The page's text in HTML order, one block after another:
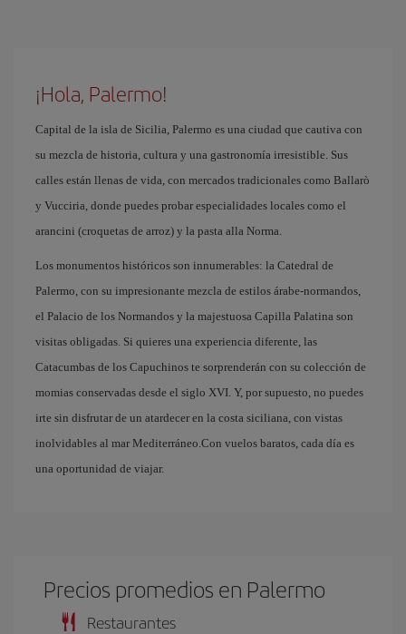
¡Hola, Palermo!
Capital de la isla de Sicilia, Palermo es una ciudad que cautiva con
su mezcla de historia, cultura y una gastronomía irresistible. Sus
calles están llenas de vida, con mercados tradicionales como Ballarò
y Vucciria, donde puedes probar especialidades locales como el
arancini (croquetas de arroz) y la pasta alla Norma.
Los monumentos históricos son innumerables: la Catedral de
Palermo, con su impresionante mezcla de estilos árabe-normandos,
el Palacio de los Normandos y la majestuosa Capilla Palatina son
visitas obligadas. Si quieres una experiencia diferente, las
Catacumbas de los Capuchinos te sorprenderán con su colección de
momias conservadas desde el siglo XVI. Y, por supuesto, no puedes
irte sin disfrutar de un atardecer en la costa siciliana, con vistas
inolvidables al mar Mediterráneo.Con vuelos baratos, cada día es
una oportunidad de viajar.
Precios promedios en Palermo
Restaurantes